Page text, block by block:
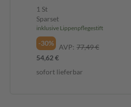
1 St
Sparset
inklusive Lippenpflegestift
-30% AVP: 77,49 €
54,62 €
sofort lieferbar